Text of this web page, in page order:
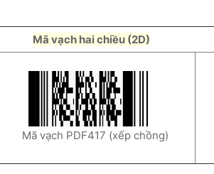
Mã vạch hai chiều (2D)
Mã vạch PDF417 (xếp chồng)